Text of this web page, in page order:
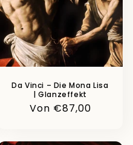
Da Vinci – Die Mona Lisa
| Glanzeffekt
Normaler
Von €87,00